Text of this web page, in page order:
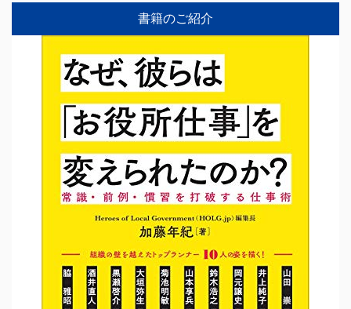
書籍のご紹介